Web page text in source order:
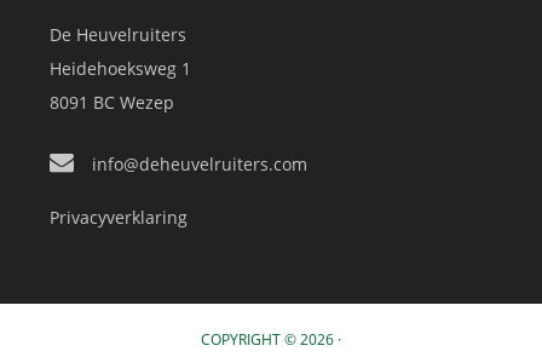
De Heuvelruiters
Heidehoeksweg 1
8091 BC Wezep
info@deheuvelruiters.com
Privacyverklaring
COPYRIGHT © 2026 ·